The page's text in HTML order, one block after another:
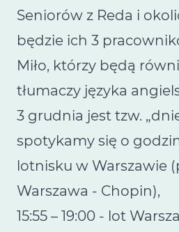
Seniorów z Reda i
będzie ich 3
Miło, którzy będą
tłumaczy języka
3 grudnia jest tzw.
spotykamy się o
lotnisku w Warszawie
Warszawa - Chopin),
15:55 – 19:00 - lot